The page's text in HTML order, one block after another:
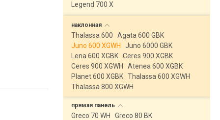
Legend 700 X
наклонная
Thalassa 600
Agata 600 GBK
Juno 600 XGWH
Juno 6000 GBK
Lena 600 XGBK Ceres 900 XGBK
Ceres 900 XGWH
Atenea 600 XGBK
Planet 600 XGBK Thalassa 600 XGWH
Thalassa 800 XGWH
прямая панель
Greco 70 WH
Greco 80 BK